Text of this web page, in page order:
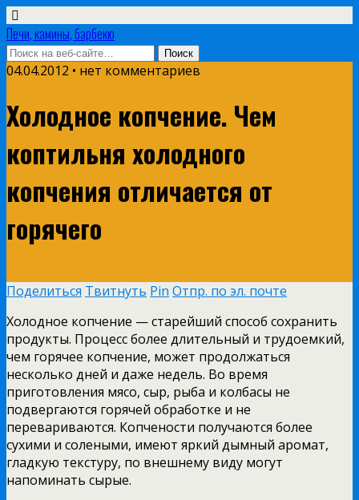
Печи, камины, барбекю
04.04.2012 • нет комментариев
Холодное копчение. Чем
коптильня холодного
копчения отличается от
горячего
Поделиться Твитнуть Pin Отпр. по эл. почте
Холодное копчение — старейший способ сохранить
продукты. Процесс более длительный и трудоемкий,
чем горячее копчение, может продолжаться
несколько дней и даже недель. Во время
приготовления мясо, сыр, рыба и колбасы не
подвергаются горячей обработке и не
перевариваются. Копчености получаются более
сухими и солеными, имеют яркий дымный аромат,
гладкую текстуру, по внешнему виду могут
напоминать сырые.